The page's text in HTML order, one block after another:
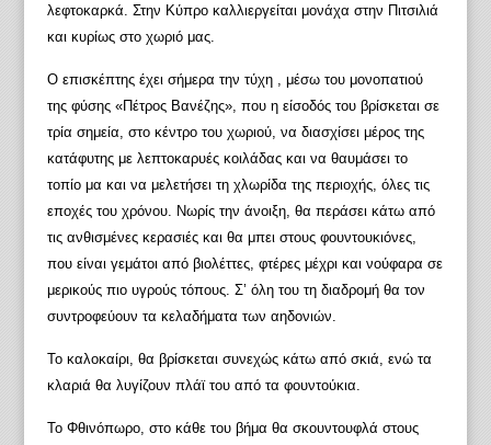
λεφτοκαρκά. Στην Κύπρο καλλιεργείται μονάχα στην Πιτσιλιά
και κυρίως στο χωριό μας.
Ο επισκέπτης έχει σήμερα την τύχη , μέσω του μονοπατιού
της φύσης «Πέτρος Βανέζης», που η είσοδός του βρίσκεται σε
τρία σημεία, στο κέντρο του χωριού, να διασχίσει μέρος της
κατάφυτης με λεπτοκαρυές κοιλάδας και να θαυμάσει το
τοπίο μα και να μελετήσει τη χλωρίδα της περιοχής, όλες τις
εποχές του χρόνου. Νωρίς την άνοιξη, θα περάσει κάτω από
τις ανθισμένες κερασιές και θα μπει στους φουντουκιόνες,
που είναι γεμάτοι από βιολέττες, φτέρες μέχρι και νούφαρα σε
μερικούς πιο υγρούς τόπους. Σ’ όλη του τη διαδρομή θα τον
συντροφεύουν τα κελαδήματα των αηδονιών.
Το καλοκαίρι, θα βρίσκεται συνεχώς κάτω από σκιά, ενώ τα
κλαριά θα λυγίζουν πλάϊ του από τα φουντούκια.
Το Φθινόπωρο, στο κάθε του βήμα θα σκουντουφλά στους